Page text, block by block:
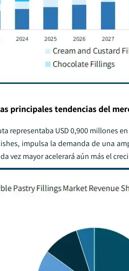
principales tendencias del
representaba USD 0,900 millones
impulsa la demanda de una
vez mayor acelerará aún más el